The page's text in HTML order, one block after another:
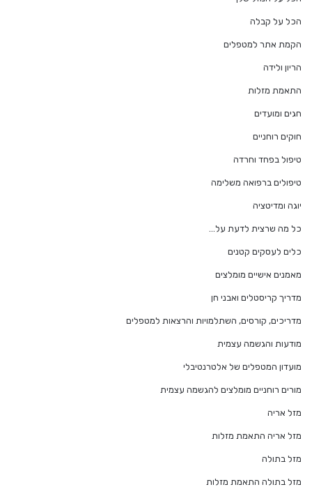
הכל על קבלה
הקמת אתר למטפלים
הריון ולידה
התאמת מזלות
חגים ומועדים
חוקים רוחניים
טיפול בפחד וחרדה
טיפולים ברפואה משלימה
יוגה ומדיטציה
כל מה שרצית לדעת על…
כלים לעסקים קטנים
מאמנים אישיים מומלצים
מדריך קריסטלים ואבני חן
מדריכים, קורסים, השתלמויות והרצאות למטפלים
מודעות והגשמה עצמית
מועדון המטפלים של אלטרנטיבלי
מורים רוחניים מומלצים להגשמה עצמית
מזל אריה
מזל אריה התאמת מזלות
מזל בתולה
מזל בתולה התאמת מזלות